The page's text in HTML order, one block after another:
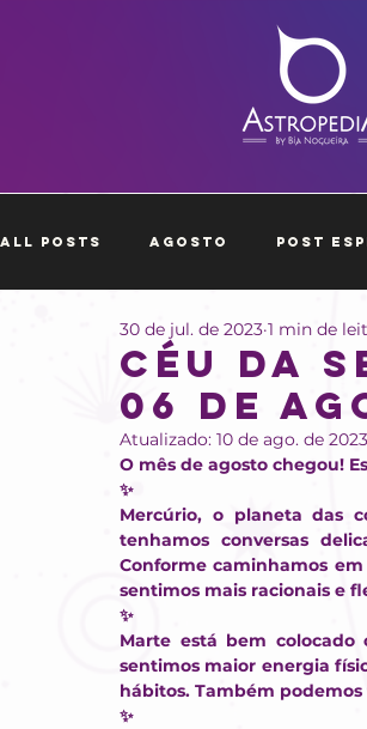
All Posts Agosto Post
Outubro Novembro
CÉU DA
06 DE
30 de jul. de 2023 1 min de
Atualizado: 10 de ago. de 2023
O mês de agosto chegou!
✨
Mercúrio, o planeta das
tenhamos conversas
Conforme caminhamos
sentimos mais racionais e
✨
Marte está bem
sentimos maior energia
hábitos. Também
✨